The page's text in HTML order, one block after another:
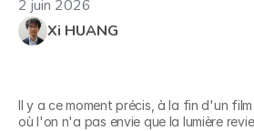
Xi HUANG
2 juin 2026
Il y a ce moment précis, à la fin d'un
où l'on n'a pas envie que la lumière